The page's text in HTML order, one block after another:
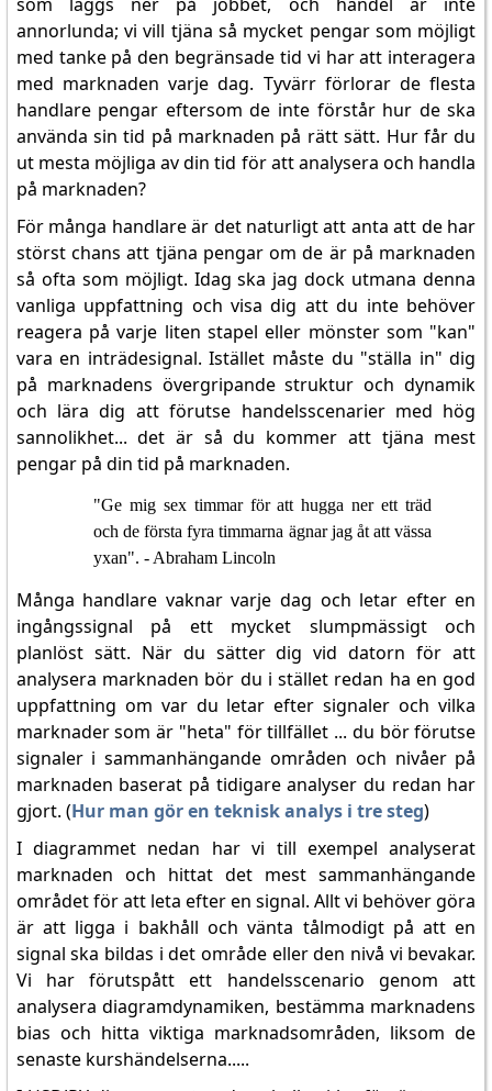
annorlunda; vi vill tjäna så mycket pengar som möjligt
med tanke på den begränsade tid vi har att interagera
med marknaden varje dag. Tyvärr förlorar de flesta
handlare pengar eftersom de inte förstår hur de ska
använda sin tid på marknaden på rätt sätt. Hur får du
ut mesta möjliga av din tid för att analysera och handla
på marknaden?
För många handlare är det naturligt att anta att de har
störst chans att tjäna pengar om de är på marknaden
så ofta som möjligt. Idag ska jag dock utmana denna
vanliga uppfattning och visa dig att du inte behöver
reagera på varje liten stapel eller mönster som "kan"
vara en inträdesignal. Istället måste du "ställa in" dig
på marknadens övergripande struktur och dynamik
och lära dig att förutse handelsscenarier med hög
sannolikhet... det är så du kommer att tjäna mest
pengar på din tid på marknaden.
"Ge mig sex timmar för att hugga ner ett träd
och de första fyra timmarna ägnar jag åt att vässa
yxan". - Abraham Lincoln
Många handlare vaknar varje dag och letar efter en
ingångssignal på ett mycket slumpmässigt och
planlöst sätt. När du sätter dig vid datorn för att
analysera marknaden bör du i stället redan ha en god
uppfattning om var du letar efter signaler och vilka
marknader som är "heta" för tillfället ... du bör förutse
signaler i sammanhängande områden och nivåer på
marknaden baserat på tidigare analyser du redan har
gjort. (Hur man gör en teknisk analys i tre steg)
I diagrammet nedan har vi till exempel analyserat
marknaden och hittat det mest sammanhängande
området för att leta efter en signal. Allt vi behöver göra
är att ligga i bakhåll och vänta tålmodigt på att en
signal ska bildas i det område eller den nivå vi bevakar.
Vi har förutspått ett handelsscenario genom att
analysera diagramdynamiken, bestämma marknadens
bias och hitta viktiga marknadsområden, liksom de
senaste kurshändelserna.....